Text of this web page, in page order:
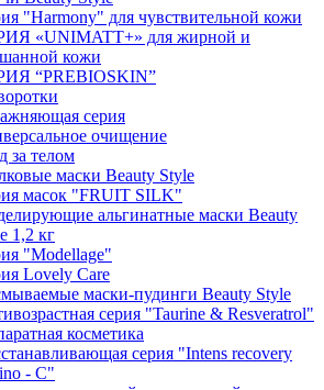
"Harmony" для чувствительной кожи
«UNIMATT+» для жирной и
кожи
“PREBIOSKIN”
серия
очищение
за телом
маски Beauty Style
масок "FRUIT SILK"
альгинатные маски Beauty
1,2 кг
"Modellage"
Lovely Care
маски-пудинги Beauty Style
серия "Taurine & Resveratrol"
косметика
серия "Intens recovery
- C"